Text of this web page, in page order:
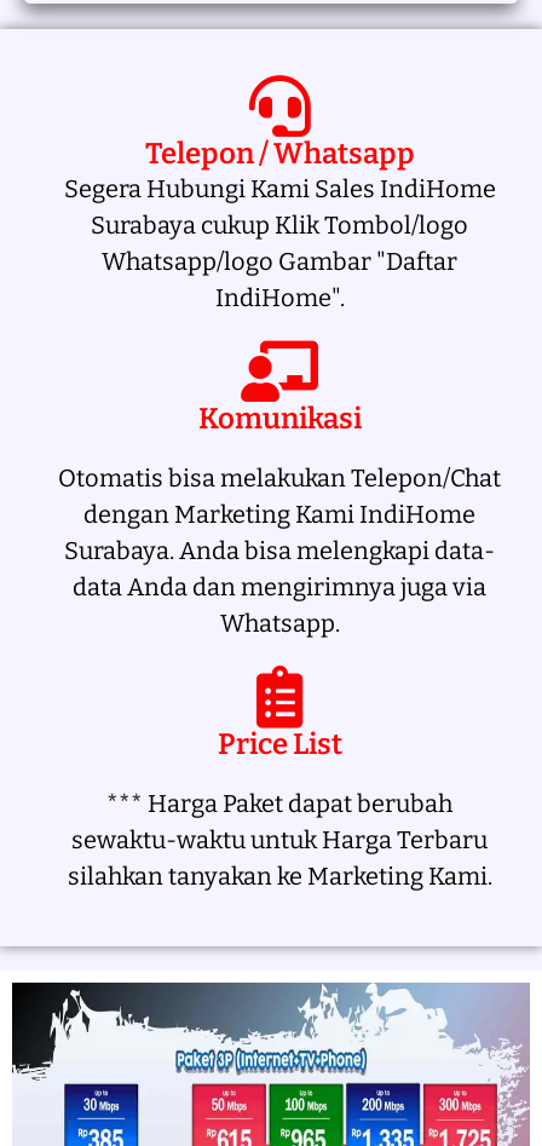
Telepon / Whatsapp
Segera Hubungi Kami Sales IndiHome
Surabaya cukup Klik Tombol/logo
Whatsapp/logo Gambar "Daftar
IndiHome".
Komunikasi
Otomatis bisa melakukan Telepon/Chat
dengan Marketing Kami IndiHome
Surabaya. Anda bisa melengkapi data-
data Anda dan mengirimnya juga via
Whatsapp.
Price List
*** Harga Paket dapat berubah
sewaktu-waktu untuk Harga Terbaru
silahkan tanyakan ke Marketing Kami.